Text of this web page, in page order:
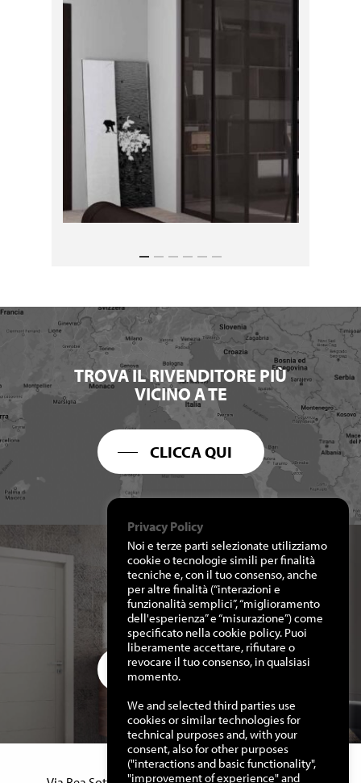
TROVA IL RIVENDITORE PIÙ
VICINO A TE
CLICCA QUI
RICHIEDI I NOSTRI
CATALOGHI
CLICCA QUI
Manuello Design Srl
Privacy Policy
Noi e terze parti selezionate utilizziamo
cookie o tecnologie simili per finalità
tecniche e, con il tuo consenso, anche
per altre finalità (“interazioni e
funzionalità semplici”, “miglioramento
dell'esperienza” e “misurazione”) come
specificato nella cookie policy. Puoi
liberamente accettare, rifiutare o
revocare il tuo consenso, in qualsiasi
momento.
We and selected third parties use
cookies or similar technologies for
technical purposes and, with your
consent, also for other purposes
("interactions and basic functionality",
"improvement of experience" and